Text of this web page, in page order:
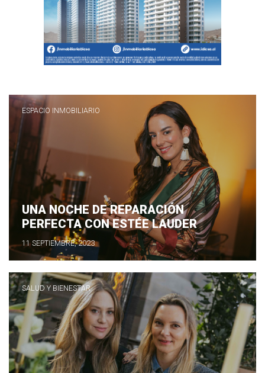
ESPACIO INMOBILIARIO
UNA NOCHE DE REPARACIÓN
PERFECTA CON ESTÉE LAUDER
11 SEPTIEMBRE, 2023
SALUD Y BIENESTAR